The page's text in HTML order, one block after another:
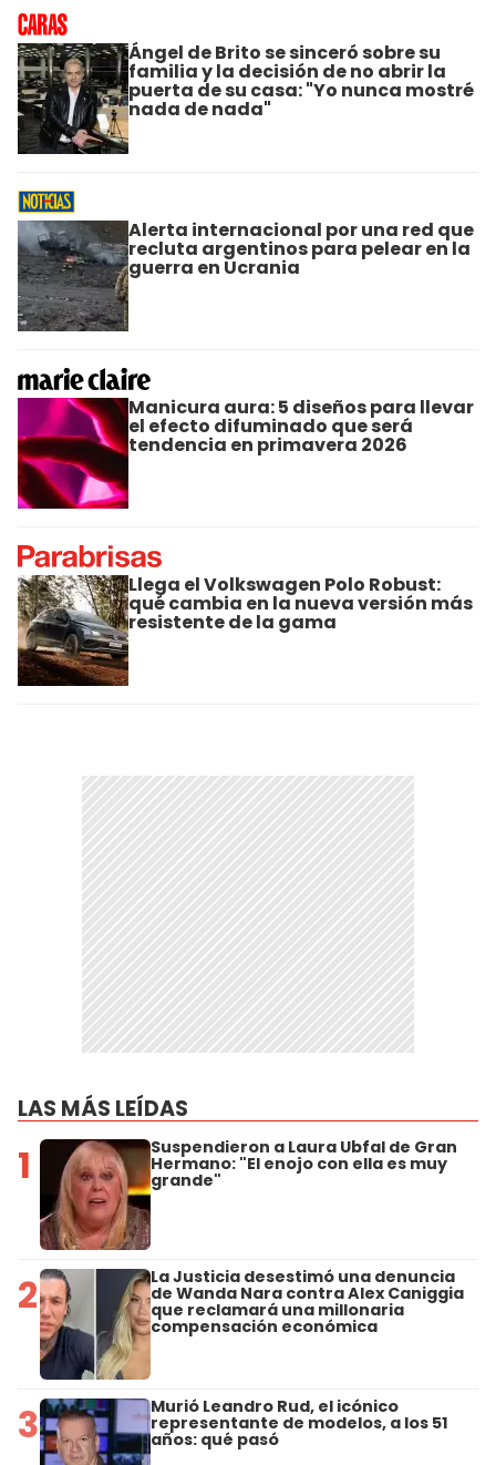
Ángel de Brito se sinceró sobre su
familia y la decisión de no abrir la
puerta de su casa: "Yo nunca mostré
nada de nada"
Alerta internacional por una red que
recluta argentinos para pelear en la
guerra en Ucrania
Manicura aura: 5 diseños para llevar
el efecto difuminado que será
tendencia en primavera 2026
Llega el Volkswagen Polo Robust:
qué cambia en la nueva versión más
resistente de la gama
LAS MÁS LEÍDAS
1 Suspendieron a Laura Ubfal de Gran
Hermano: "El enojo con ella es muy
grande"
2 La Justicia desestimó una denuncia
de Wanda Nara contra Alex Caniggia
que reclamará una millonaria
compensación económica
3 Murió Leandro Rud, el icónico
representante de modelos, a los 51
años: qué pasó